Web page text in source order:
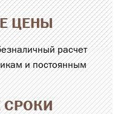
ЦЕНЫ
расчет
и постоянным
СРОКИ